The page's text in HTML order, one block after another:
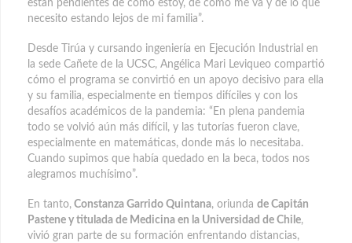
están pendientes de cómo estoy, de cómo me va y de lo que
necesito estando lejos de mi familia”.
Desde Tirúa y cursando ingeniería en Ejecución Industrial en
la sede Cañete de la UCSC, Angélica Mari Leviqueo compartió
cómo el programa se convirtió en un apoyo decisivo para ella
y su familia, especialmente en tiempos difíciles y con los
desafíos académicos de la pandemia: “En plena pandemia
todo se volvió aún más difícil, y las tutorías fueron clave,
especialmente en matemáticas, donde más lo necesitaba.
Cuando supimos que había quedado en la beca, todos nos
alegramos muchísimo”.
En tanto, Constanza Garrido Quintana, oriunda de Capitán
Pastene y titulada de Medicina en la Universidad de Chile,
vivió gran parte de su formación enfrentando distancias,